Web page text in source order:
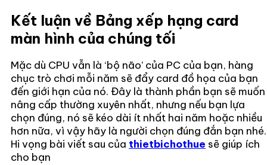
Kết luận về Bảng xếp hạng card
màn hình của chúng tối
Mặc dù CPU vẫn là ‘bộ não’ của PC của bạn, hàng
chục trò chơi mỗi năm sẽ đẩy card đồ họa của bạn
đến giới hạn của nó. Đây là thành phần bạn sẽ muốn
nâng cấp thường xuyên nhất, nhưng nếu bạn lựa
chọn đúng, nó sẽ kéo dài ít nhất hai năm hoặc nhiều
hơn nữa, vì vậy hãy là người chọn đúng đắn bạn nhé.
Hi vọng bài viết sau của thietbichothue sẽ giúp ích
cho bạn